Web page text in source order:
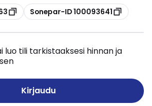
Kopioi
Sonepar-ID 100093641
luo tili tarkistaaksesi hinnan ja
Kirjaudu